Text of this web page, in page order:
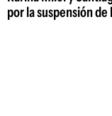
por la suspensión de